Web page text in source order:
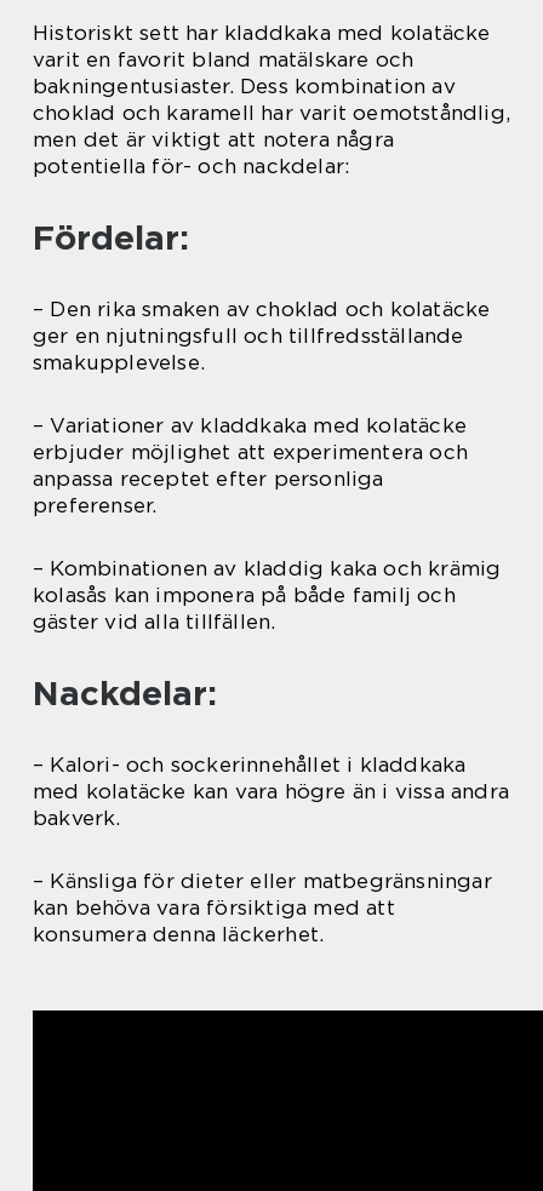
Historiskt sett har kladdkaka med kolatäcke
varit en favorit bland matälskare och
bakningentusiaster. Dess kombination av
choklad och karamell har varit oemotståndlig,
men det är viktigt att notera några
potentiella för- och nackdelar:
Fördelar:
– Den rika smaken av choklad och kolatäcke
ger en njutningsfull och tillfredsställande
smakupplevelse.
– Variationer av kladdkaka med kolatäcke
erbjuder möjlighet att experimentera och
anpassa receptet efter personliga
preferenser.
– Kombinationen av kladdig kaka och krämig
kolasås kan imponera på både familj och
gäster vid alla tillfällen.
Nackdelar:
– Kalori- och sockerinnehållet i kladdkaka
med kolatäcke kan vara högre än i vissa andra
bakverk.
– Känsliga för dieter eller matbegränsningar
kan behöva vara försiktiga med att
konsumera denna läckerhet.